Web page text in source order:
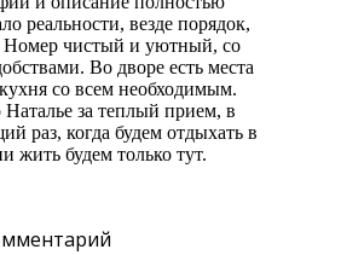
реальности, везде порядок,
Номер чистый и уютный, со
Во дворе есть места
со всем необходимым.
за теплый прием, в
раз, когда будем отдыхать в
жить будем только тут.